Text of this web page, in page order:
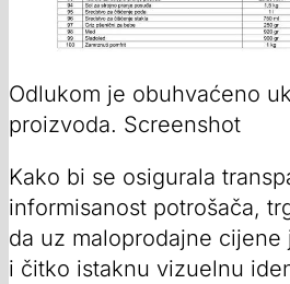
Odlukom je obuhvaćeno
proizvoda. Screenshot
Kako bi se osigurala
informisanost potrošača,
da uz maloprodajne cijene
i čitko istaknu vizuelnu